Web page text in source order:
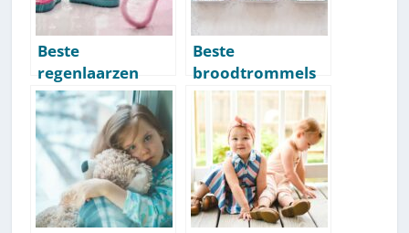
Beste
regenlaarzen
voor kinderen
[Top 10] [2026]
Beste
broodtrommels
voor kinderen
[Top 10] [2026]